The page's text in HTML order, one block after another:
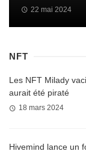
22 mai 2024
NFT
Les NFT Milady
aurait été piraté
18 mars 2024
Hivemind lance un